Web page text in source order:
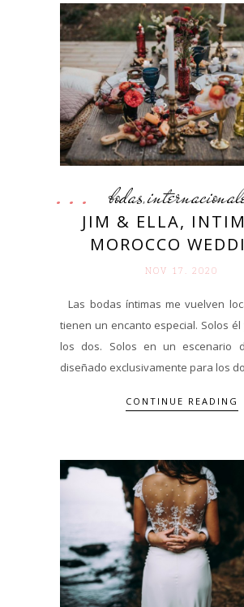
bodas,
JIM & ELLA,
MOROCCO
NOV 17. 2020
Las bodas íntimas me vuelven
tienen un encanto especial. Solos él
los dos. Solos en un escenario
diseñado exclusivamente para los
CONTINUE READING